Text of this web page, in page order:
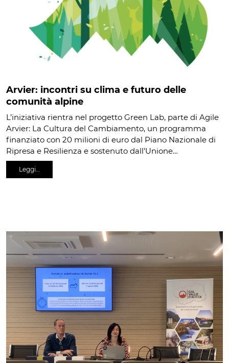
Arvier: incontri su clima e futuro delle
comunità alpine
L’iniziativa rientra nel progetto Green Lab, parte di Agile
Arvier: La Cultura del Cambiamento, un programma
finanziato con 20 milioni di euro dal Piano Nazionale di
Ripresa e Resilienza e sostenuto dall’Unione…
Leggi…